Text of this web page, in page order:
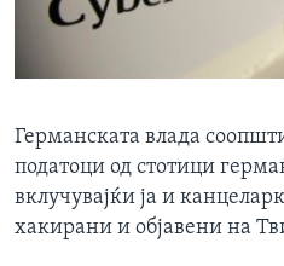
ИНТЕРВЈУА
Германската влада
податоци од стотици
вклучувајќи ја и
хакирани и објавени на